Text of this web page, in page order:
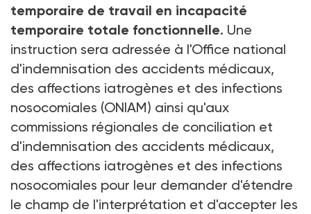
temporaire de travail en incapacité
temporaire totale fonctionnelle. Une
instruction sera adressée à l'Office national
d'indemnisation des accidents médicaux,
des affections iatrogènes et des infections
nosocomiales (ONIAM) ainsi qu'aux
commissions régionales de conciliation et
d'indemnisation des accidents médicaux,
des affections iatrogènes et des infections
nosocomiales pour leur demander d'étendre
le champ de l'interprétation et d'accepter les